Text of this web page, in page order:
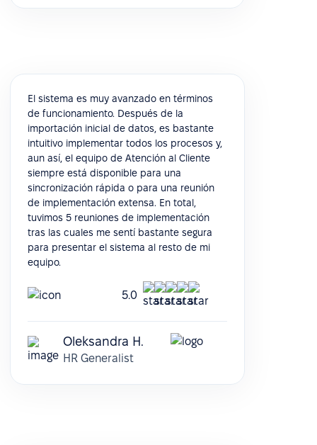
El sistema es muy avanzado en términos
de funcionamiento. Después de la
importación inicial de datos, es bastante
intuitivo implementar todos los procesos y,
aun así, el equipo de Atención al Cliente
siempre está disponible para una
sincronización rápida o para una reunión
de implementación extensa. En total,
tuvimos 5 reuniones de implementación
tras las cuales me sentí bastante segura
para presentar el sistema al resto de mi
equipo.
5.0
Oleksandra H.
HR Generalist